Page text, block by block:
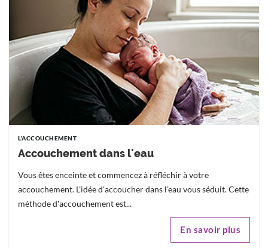
L'ACCOUCHEMENT
Accouchement dans l'eau
Vous êtes enceinte et commencez à réfléchir à votre
accouchement. L'idée d'accoucher dans l'eau vous séduit. Cette
méthode d'accouchement est...
En savoir plus